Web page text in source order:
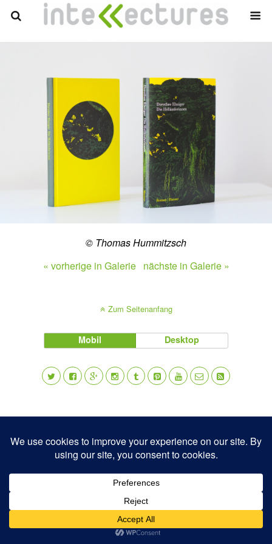
© Thomas Hummitzsch
« vorherige in Galerie nächste in Galerie »
Zum Seitenanfang
Mobil Desktop